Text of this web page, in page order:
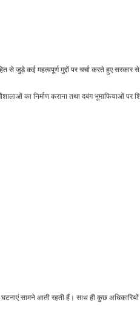
से जुड़े कई महत्वपूर्ण मुद्दों पर चर्चा करते हुए सरकार
का निर्माण कराना तथा दबंग भूमाफियाओं
सामने आती रहती हैं। साथ ही कुछ अधिकारियों